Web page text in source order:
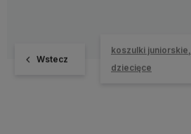
Wstecz
koszulki juniorskie,
dziecięce